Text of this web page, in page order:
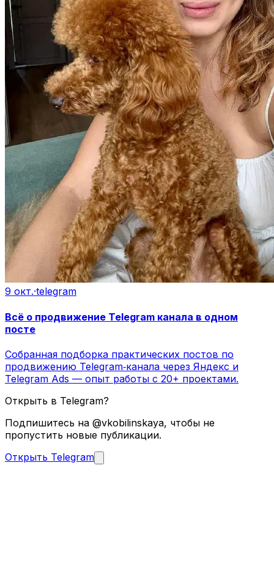
9 окт.·telegram
Всё о продвижение Telegram канала в одном
посте
Собранная подборка практических постов по
продвижению Telegram‑канала через Яндекс и
Telegram Ads — опыт работы с 20+ проектами.
Открыть в Telegram?
Подпишитесь на @vkobilinskaya, чтобы не
пропустить новые публикации.
Открыть Telegram